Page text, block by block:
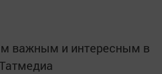
важным и интересным в